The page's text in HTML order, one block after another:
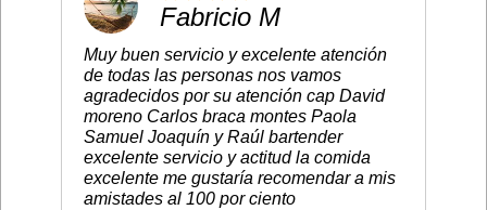
Fabricio M
Muy buen servicio y excelente atención
de todas las personas nos vamos
agradecidos por su atención cap David
moreno Carlos braca montes Paola
Samuel Joaquín y Raúl bartender
excelente servicio y actitud la comida
excelente me gustaría recomendar a mis
amistades al 100 por ciento